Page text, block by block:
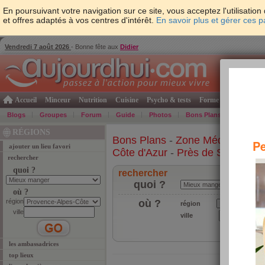
En poursuivant votre navigation sur ce site, vous acceptez
et offres adaptés à vos centres d'intérêt. En savoir plus et gérer ces
Vendredi 7 août 2026 - Bonne fête aux Didier
Accueil Minceur Nutrition Cuisine Psycho & tests Forme & santé
Blogs Groupes Forum Guide Photos Bons Plans
RÉGIONS
ajouter un lieu favori
rechercher
quoi ?
où ?
région
ville
les ambassadrices
top lieux
Bons Plans - Zone Méditerranée
Côte d'Azur - Près de Saint-
rechercher
quoi ?
où ?
région
ville